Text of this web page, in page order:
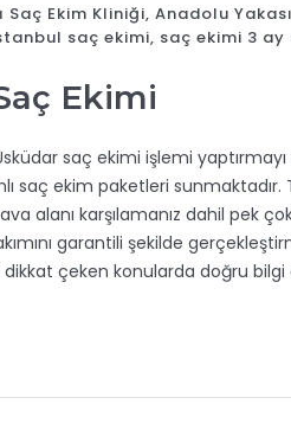
Saç Ekim Kliniği, Anadolu
saç ekimi, saç ekimi 3 ay
Ekimi
saç ekimi işlemi
saç ekim paketleri
alanı karşılamanız dahil pek
garantili şekilde
çeken konularda doğru